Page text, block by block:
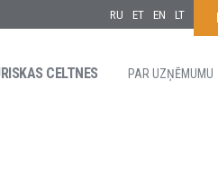
RU ET EN LT
CELTNES PAR UZŅĒMUMU